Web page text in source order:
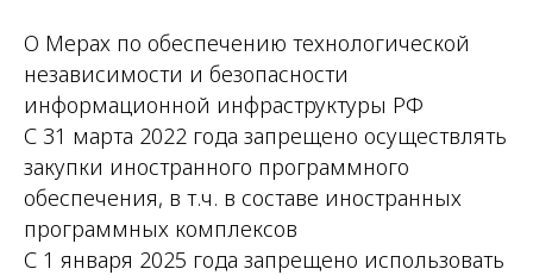
О Мерах по обеспечению технологической
независимости и безопасности
информационной инфраструктуры РФ
С 31 марта 2022 года запрещено осуществлять
закупки иностранного программного
обеспечения, в т.ч. в составе иностранных
программных комплексов
С 1 января 2025 года запрещено использовать